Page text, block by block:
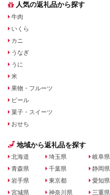
人気の返礼品から探す
牛肉
いくら
カニ
うなぎ
うに
米
果物・フルーツ
ビール
菓子・スイーツ
おせち
地域から返礼品を探す
北海道
青森県
岩手県
宮城県
埼玉県
千葉県
東京都
神奈川県
岐阜県
静岡県
愛知県
三重県